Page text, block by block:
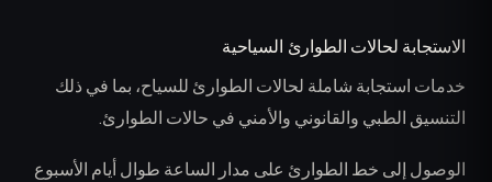
الاستجابة لحالات الطوارئ السياحية
خدمات استجابة شاملة لحالات الطوارئ للسياح، بما في ذلك
التنسيق الطبي والقانوني والأمني في حالات الطوارئ.
الوصول إلى خط الطوارئ على مدار الساعة طوال أيام الأسبوع